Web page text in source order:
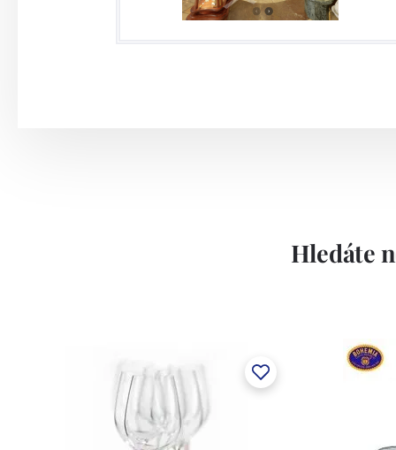
foukaných sklenic a odlivek a 11 milionu
Hledáte